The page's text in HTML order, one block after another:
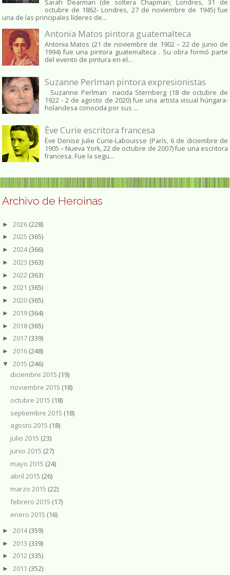
Sarah Dearman (de soltera Chapman; Londres, 31 de
octubre de 1862​- Londres, 27 de noviembre de 1945)​ fue
una de las principales líderes de...
Antonia Matos pintora guatemalteca
Antonia Matos (21 de noviembre de 1902 – 22 de junio de
1994) fue una pintora guatemalteca . Su obra formó parte
del evento de pintura en el...
Suzanne Perlman pintora expresionistas
Suzanne Perlman nacida Sternberg (18 de octubre de
1922 - 2 de agosto de 2020) fue una artista visual húngara-
holandesa conocida por sus ...
Ève Curie escritora francesa
Ève Denise Julie Curie-Labouisse (París, 6 de diciembre de
1905 – Nueva York, 22 de octubre de 2007) fue una escritora
francesa. Fue la segu...
Archivo de Heroinas
► 2026 (228)
► 2025 (365)
► 2024(366)
► 2023 (363)
► 2022 (363)
► 2021 (365)
► 2020 (365)
► 2019 (364)
► 2018 (365)
► 2017 (339)
► 2016 (248)
▼ 2015 (246)
diciembre 2015 (19)
noviembre 2015 (18)
octubre 2015 (18)
septiembre 2015 (18)
agosto 2015 (18)
julio 2015 (23)
junio 2015 (27)
mayo 2015 (24)
abril 2015 (26)
marzo 2015 (22)
febrero 2015 (17)
enero 2015 (16)
► 2014(359)
► 2013 (339)
► 2012 (335)
► 2011 (352)